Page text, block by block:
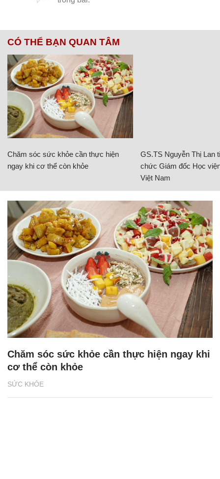
CÓ THỂ BẠN QUAN TÂM
Chăm sóc sức khỏe cần thực hiện
ngay khi cơ thể còn khỏe
GS.TS Nguyễn Thị Lan
chức Giám đốc Học
Việt Nam
SỨC KHỎE
Chăm sóc sức khỏe cần thực hiện ngay khi
cơ thể còn khỏe